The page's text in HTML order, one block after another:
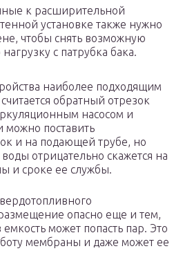
к расширительной
установке также нужно
чтобы снять возможную
с патрубка бака.
наиболее подходящим
обратный отрезок
насосом и
можно поставить
и на подающей трубе, но
отрицательно скажется на
и сроке ее службы.
опасно еще и тем,
может попасть пар. Это
мембраны и даже может ее